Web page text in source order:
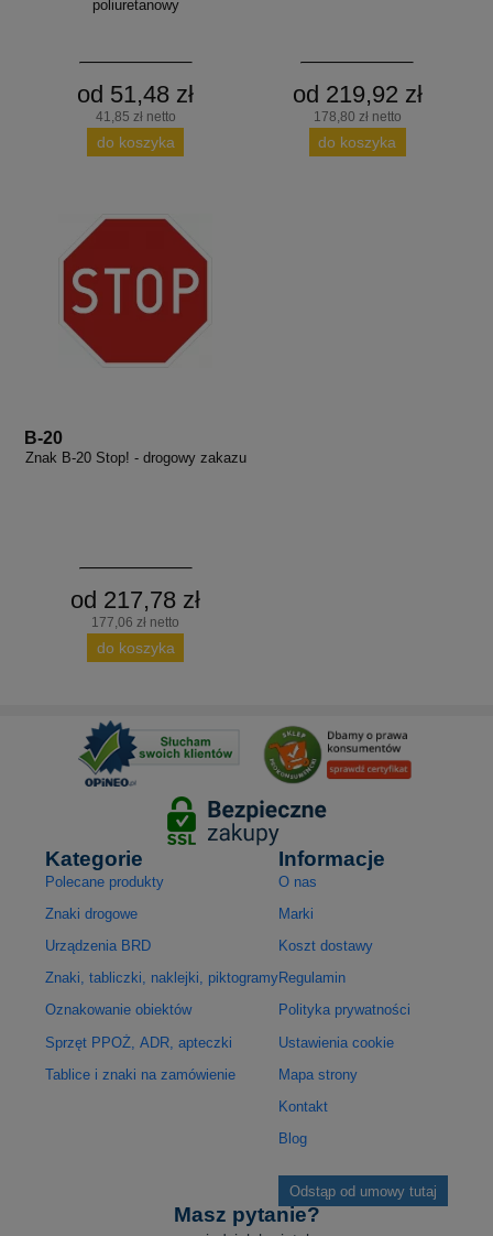
poliuretanowy
od 51,48 zł
41,85 zł netto
do koszyka
od 219,92 zł
178,80 zł netto
do koszyka
B-20
Znak B-20 Stop! - drogowy zakazu
od 217,78 zł
177,06 zł netto
do koszyka
Kategorie
Polecane produkty
Znaki drogowe
Urządzenia BRD
Znaki, tabliczki, naklejki, piktogramy
Oznakowanie obiektów
Sprzęt PPOŻ, ADR, apteczki
Tablice i znaki na zamówienie
Informacje
O nas
Marki
Koszt dostawy
Regulamin
Polityka prywatności
Ustawienia cookie
Mapa strony
Kontakt
Blog
Odstąp od umowy tutaj
Masz pytanie?